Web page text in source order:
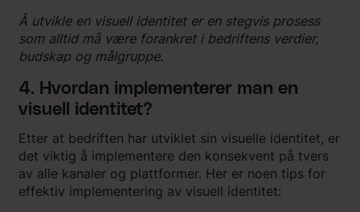
Å utvikle en visuell identitet er en stegvis prosess
som alltid må være forankret i bedriftens verdier,
budskap og målgruppe.
4. Hvordan implementerer man en
visuell identitet?
Etter at bedriften har utviklet sin visuelle identitet, er
det viktig å implementere den konsekvent på tvers
av alle kanaler og plattformer. Her er noen tips for
effektiv implementering av visuell identitet: